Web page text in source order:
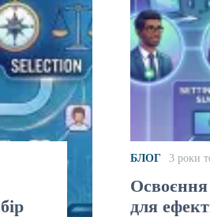
БЛОГ 3 роки
Освоєння
для